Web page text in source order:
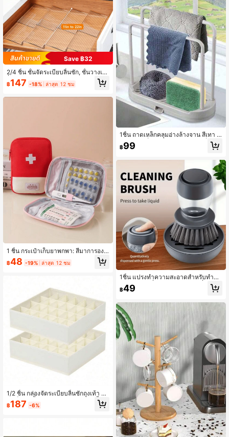
Save ฿32
2/4 ชิ้น ชั้นจัดระเบียบลิ้นชัก, ชั้นวางเค
รื่องเทศในครัว - ปรับได้, วัสดุอะคริลิก,
เหมาะสำหรับจัดระเบียบลิ้นชักในครัว,
฿147 -18% ล่าสุด 12 ชม
1 ชิ้น กระเป๋าเก็บยาพกพา: สีมาการอง,
วัสดุผ้าทนทาน, เหมาะสำหรับการใช้ยา
ประจำวัน, กลับไปโรงเรียน, กลับไปโรงเ
฿48 -19% ล่าสุด 12 ชม
1/2 ชิ้น กล่องจัดระเบียบลิ้นชักถุงเท้า กล่
องเก็บชุดชั้นใน กล่องจัดระเบียบตู้เสื้อผ้
า 24 ช่อง ชั้นเก็บถุงเท้า สำหรับเก็บถุงเ
฿187 -6%
1ชิ้น ถาดเหล็กคลุมอ่างล้างจาน สีเทา อุ
ปกรณ์จัดเก็บในครัว, อุปกรณ์จัดเก็บ สแ
ปงค์ ผ้าเช็ดจาน ผ้า แปรง สครับเบอร์ ที่
฿99
1ชิ้น แปรงทำความสะอาดสำหรับทำคว
ามสะอาดเครื่องครัวสองส่วน เครื่องมือ
แบบแมนนวล รวมถึงฐาน กลไกการทำ
แปรงพลาสติกที่แข็งแรง เครื่องจ่ายสบู่ใ
นตัว
฿49